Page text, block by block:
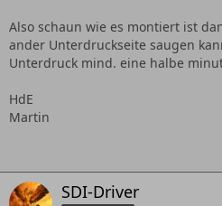
Also schaun wie es montiert ist
ander Unterdruckseite saugen
Unterdruck mind. eine halbe
HdE
Martin
SDI-Driver